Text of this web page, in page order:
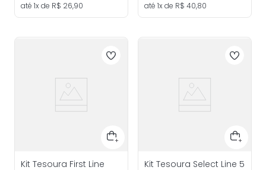
até 1x de R$ 26,90 até 1x de R$ 40,80
Kit Tesoura First Line Kit Tesoura Select Line 5